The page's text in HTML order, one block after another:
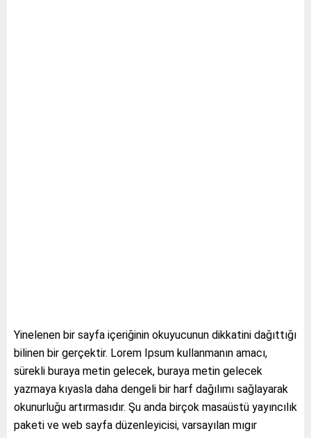
Yinelenen bir sayfa içeriğinin okuyucunun dikkatini dağıttığı
bilinen bir gerçektir. Lorem Ipsum kullanmanın amacı,
sürekli buraya metin gelecek, buraya metin gelecek
yazmaya kıyasla daha dengeli bir harf dağılımı sağlayarak
okunurluğu artırmasıdır. Şu anda birçok masaüstü yayıncılık
paketi ve web sayfa düzenleyicisi, varsayılan mıgır